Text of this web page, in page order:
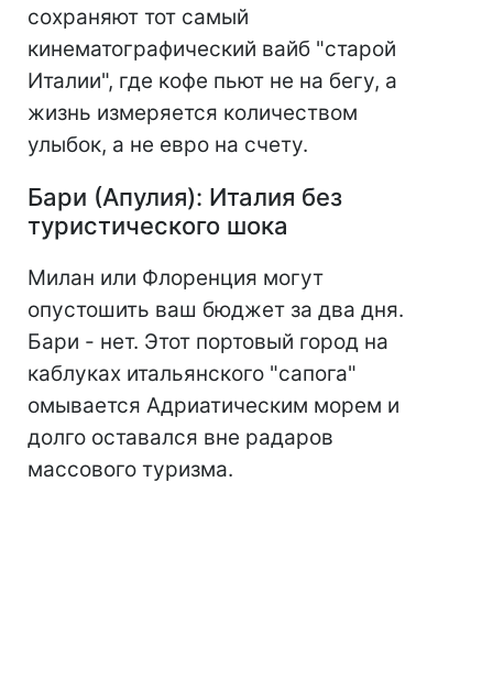
сохраняют тот самый
кинематографический вайб "старой
Италии", где кофе пьют не на бегу, а
жизнь измеряется количеством
улыбок, а не евро на счету.
Бари (Апулия): Италия без
туристического шока
Милан или Флоренция могут
опустошить ваш бюджет за два дня.
Бари - нет. Этот портовый город на
каблуках итальянского "сапога"
омывается Адриатическим морем и
долго оставался вне радаров
массового туризма.